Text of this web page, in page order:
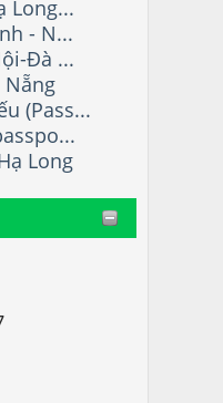
Long...
- N...
Đà ...
(Pass...
Long